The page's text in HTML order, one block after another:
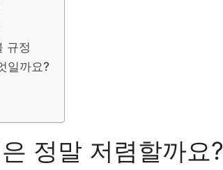
규정
일까요?
정말 저렴할까요?